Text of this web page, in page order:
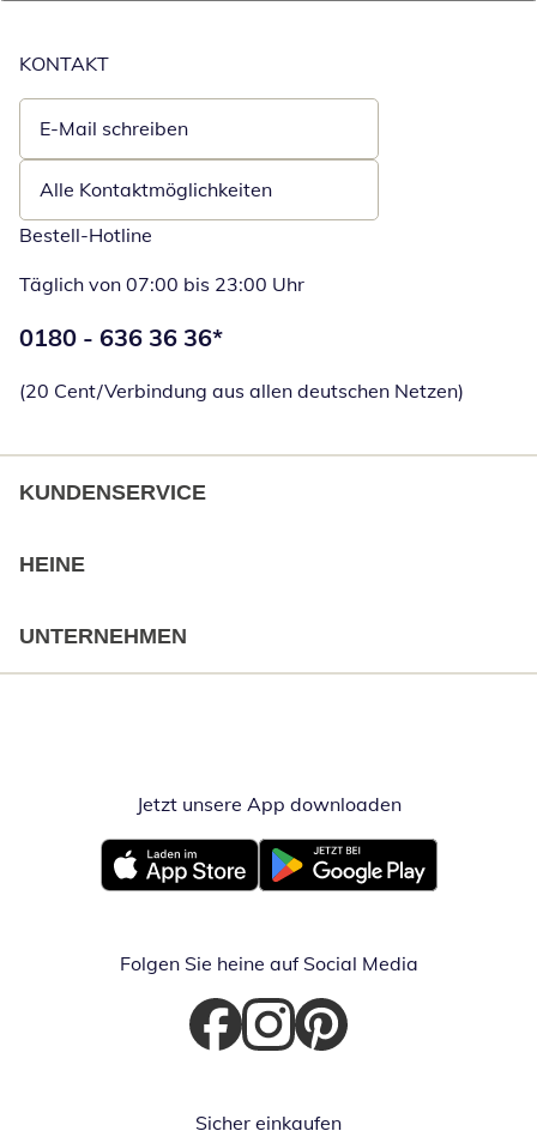
KONTAKT
E-Mail schreiben
Öffnet E-Mail-Client
Alle Kontaktmöglichkeiten
Bestell-Hotline
Täglich von 07:00 bis 23:00 Uhr
Telefonnummer:
0180 - 636 36 36*
(20 Cent/Verbindung aus allen deutschen Netzen)
KUNDENSERVICE
HEINE
UNTERNEHMEN
Jetzt unsere App downloadenÖffnet in
Öffnet in neuem FensterÖffnet in neuem Fenster
Folgen Sie heine auf Social Media
Öffnet in neuem Fenster
Öffnet in neuem Fenster
Öffnet in neuem Fenster
Sicher einkaufen